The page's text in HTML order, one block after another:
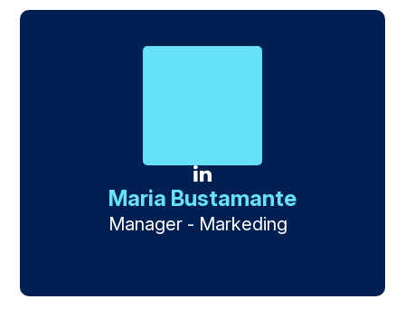
Maria Bustamante
Manager - Markeding